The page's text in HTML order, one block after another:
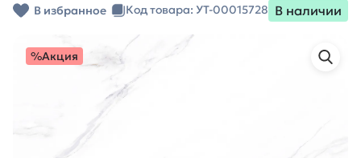
В избранное Код товара: УТ-00015728 В наличии
%Акция